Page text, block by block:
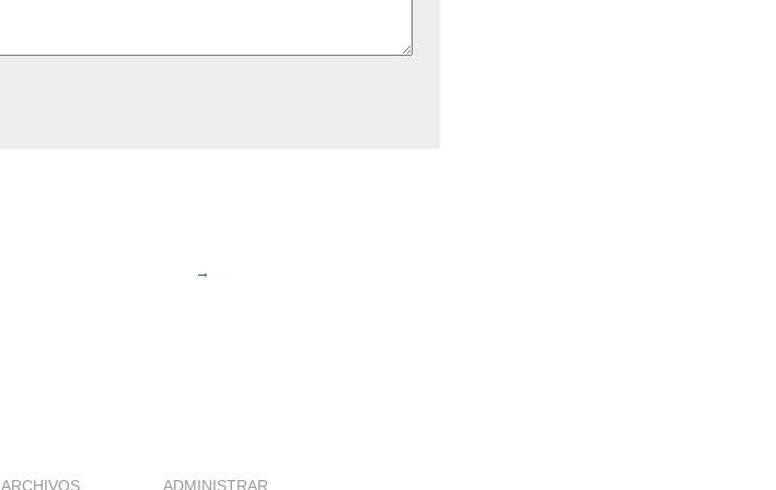
→
ARCHIVOS ADMINISTRAR